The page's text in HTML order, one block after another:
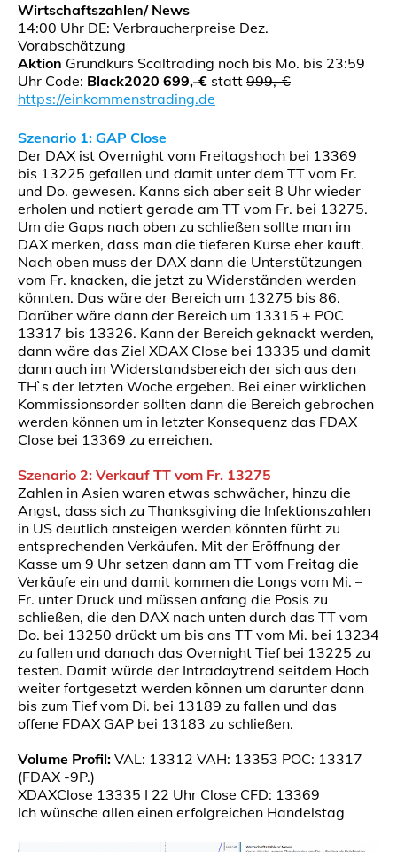
Wirtschaftszahlen/ News
14:00 Uhr DE: Verbraucherpreise Dez.
Vorabschätzung
Aktion Grundkurs Scaltrading noch bis Mo. bis 23:59
Uhr Code: Black2020 699,-€ statt 999,-€
https://einkommenstrading.de
Szenario 1: GAP Close
Der DAX ist Overnight vom Freitagshoch bei 13369
bis 13225 gefallen und damit unter dem TT vom Fr.
und Do. gewesen. Kanns sich aber seit 8 Uhr wieder
erholen und notiert gerade am TT vom Fr. bei 13275.
Um die Gaps nach oben zu schließen sollte man im
DAX merken, dass man die tieferen Kurse eher kauft.
Nach oben muss der DAX dann die Unterstützungen
vom Fr. knacken, die jetzt zu Widerständen werden
könnten. Das wäre der Bereich um 13275 bis 86.
Darüber wäre dann der Bereich um 13315 + POC
13317 bis 13326. Kann der Bereich geknackt werden,
dann wäre das Ziel XDAX Close bei 13335 und damit
dann auch im Widerstandsbereich der sich aus den
TH`s der letzten Woche ergeben. Bei einer wirklichen
Kommissionsorder sollten dann die Bereich gebrochen
werden können um in letzter Konsequenz das FDAX
Close bei 13369 zu erreichen.
Szenario 2: Verkauf TT vom Fr. 13275
Zahlen in Asien waren etwas schwächer, hinzu die
Angst, dass sich zu Thanksgiving die Infektionszahlen
in US deutlich ansteigen werden könnten fürht zu
entsprechenden Verkäufen. Mit der Eröffnung der
Kasse um 9 Uhr setzen dann am TT vom Freitag die
Verkäufe ein und damit kommen die Longs vom Mi. –
Fr. unter Druck und müssen anfang die Posis zu
schließen, die den DAX nach unten durch das TT vom
Do. bei 13250 drückt um bis ans TT vom Mi. bei 13234
zu fallen und danach das Overnight Tief bei 13225 zu
testen. Damit würde der Intradaytrend seitdem Hoch
weiter fortgesetzt werden können um darunter dann
bis zum Tief vom Di. bei 13189 zu fallen und das
offene FDAX GAP bei 13183 zu schließen.
Volume Profil: VAL: 13312 VAH: 13353 POC: 13317
(FDAX -9P.)
XDAXClose 13335 I 22 Uhr Close CFD: 13369
Ich wünsche allen einen erfolgreichen Handelstag